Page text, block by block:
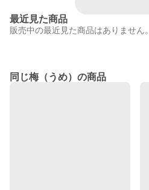
最近見た商品
販売中の最近見た商品はありません。
同じ梅（うめ）の商品